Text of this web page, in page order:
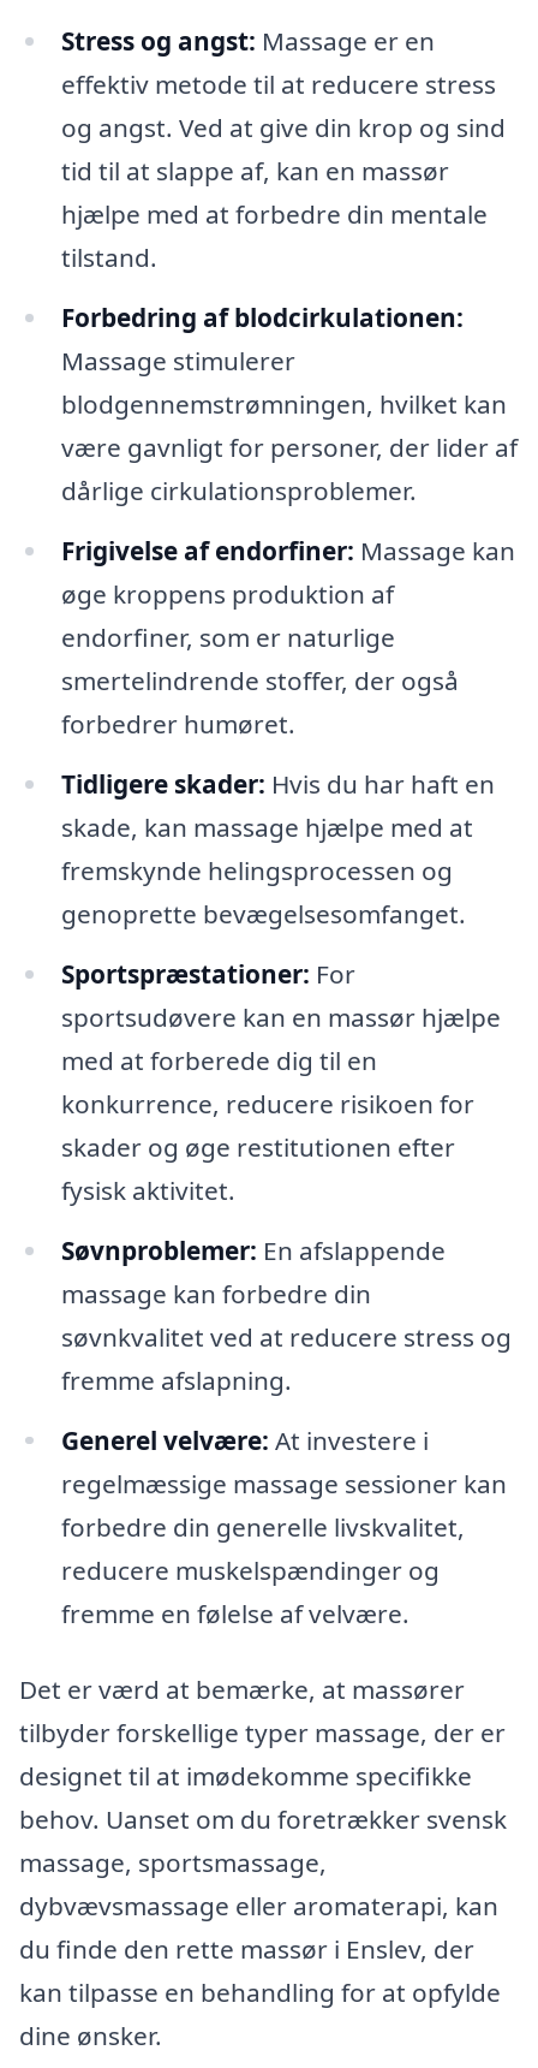
Stress og angst: Massage er en
effektiv metode til at reducere stress
og angst. Ved at give din krop og sind
tid til at slappe af, kan en massør
hjælpe med at forbedre din mentale
tilstand.
Forbedring af blodcirkulationen:
Massage stimulerer
blodgennemstrømningen, hvilket kan
være gavnligt for personer, der lider af
dårlige cirkulationsproblemer.
Frigivelse af endorfiner: Massage kan
øge kroppens produktion af
endorfiner, som er naturlige
smertelindrende stoffer, der også
forbedrer humøret.
Tidligere skader: Hvis du har haft en
skade, kan massage hjælpe med at
fremskynde helingsprocessen og
genoprette bevægelsesomfanget.
Sportspræstationer: For
sportsudøvere kan en massør hjælpe
med at forberede dig til en
konkurrence, reducere risikoen for
skader og øge restitutionen efter
fysisk aktivitet.
Søvnproblemer: En afslappende
massage kan forbedre din
søvnkvalitet ved at reducere stress og
fremme afslapning.
Generel velvære: At investere i
regelmæssige massage sessioner kan
forbedre din generelle livskvalitet,
reducere muskelspændinger og
fremme en følelse af velvære.
Det er værd at bemærke, at massører
tilbyder forskellige typer massage, der er
designet til at imødekomme specifikke
behov. Uanset om du foretrækker svensk
massage, sportsmassage,
dybvævsmassage eller aromaterapi, kan
du finde den rette massør i Enslev, der
kan tilpasse en behandling for at opfylde
dine ønsker.